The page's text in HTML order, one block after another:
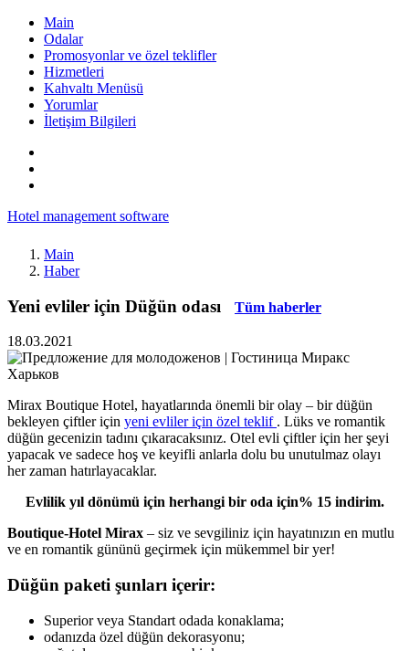
Main
Odalar
Promosyonlar ve özel teklifler
Hizmetleri
Kahvaltı Menüsü
Yorumlar
İletişim Bilgileri
Hotel management software
Main
Haber
Yeni evliler için Düğün odası Tüm haberler
18.03.2021
Mirax Boutique Hotel, hayatlarında önemli bir olay – bir düğün
bekleyen çiftler için yeni evliler için özel teklif . Lüks ve romantik
düğün gecenizin tadını çıkaracaksınız. Otel evli çiftler için her şeyi
yapacak ve sadece hoş ve keyifli anlarla dolu bu unutulmaz olayı
her zaman hatırlayacaklar.
Evlilik yıl dönümü için herhangi bir oda için% 15 indirim.
Boutique-Hotel Mirax – siz ve sevgiliniz için hayatınızın en mutlu
ve en romantik gününü geçirmek için mükemmel bir yer!
Düğün paketi şunları içerir:
Superior veya Standart odada konaklama;
odanızda özel düğün dekorasyonu;